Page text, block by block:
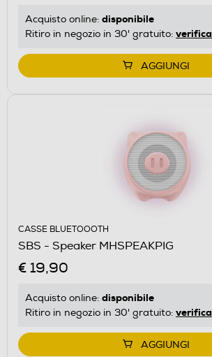
Acquisto online: disponibile
Ritiro in negozio in 30' gratuito: verifica
AGGIUNGI
CASSE BLUETOOOTH
SBS - Speaker MHSPEAKPIG
€ 19,90
Acquisto online: disponibile
Ritiro in negozio in 30' gratuito: verifica
AGGIUNGI